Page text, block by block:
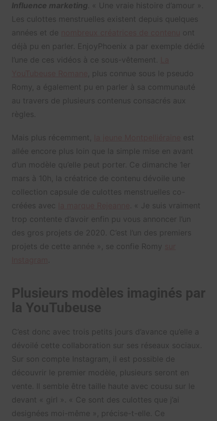
Influence marketing . « Une vraie histoire d’amour ».
Les culottes menstruelles existent depuis quelques
années et de
ont
déjà pu en parler. EnjoyPhoenix a par exemple dédié
l’une de ces vidéos à ce sous-vêtement.
, plus connue sous le pseudo
Romy, a également pu en parler à sa communauté
au travers de plusieurs contenus consacrés aux
règles.
Mais plus récemment,
est
allée encore plus loin que la simple mise en avant
d’un modèle qu’elle peut porter. Ce dimanche 1er
mars à 10h, la créatrice de contenu dévoile une
collection capsule de culottes menstruelles co-
créées avec
. « Je suis vraiment
trop contente d’avoir enfin pu vous annoncer l’un
des gros projets de 2020. C’est l’un des premiers
projets de cette année », se confie Romy
Plusieurs modèles imaginés par
la YouTubeuse
C’est donc avec trois petits jours d’avance qu’elle a
dévoilé cette collaboration sur ses réseaux sociaux.
Sur son compte Instagram, il est possible de
découvrir le premier modèle, plusieurs seront en
vente. Il semble être taille haute avec cousu sur le
devant « girl ». « Ce sont des culottes que j’ai
designées moi-même », précise-t-elle. Ce